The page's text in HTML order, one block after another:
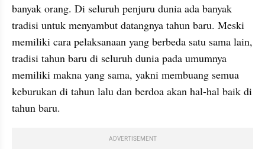
banyak orang. Di seluruh penjuru dunia ada banyak
tradisi untuk menyambut datangnya tahun baru. Meski
memiliki cara pelaksanaan yang berbeda satu sama lain,
tradisi tahun baru di seluruh dunia pada umumnya
memiliki makna yang sama, yakni membuang semua
keburukan di tahun lalu dan berdoa akan hal-hal baik di
tahun baru.
ADVERTISEMENT